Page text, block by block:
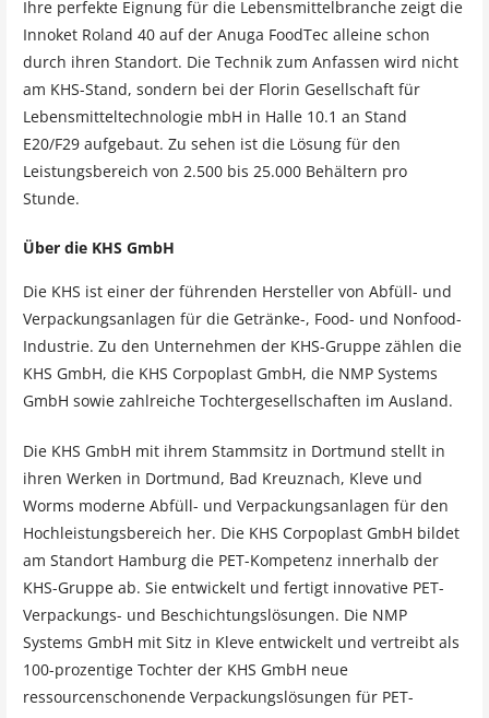
Ihre perfekte Eignung für die Lebensmittelbranche zeigt die
Innoket Roland 40 auf der Anuga FoodTec alleine schon
durch ihren Standort. Die Technik zum Anfassen wird nicht
am KHS-Stand, sondern bei der Florin Gesellschaft für
Lebensmitteltechnologie mbH in Halle 10.1 an Stand
E20/F29 aufgebaut. Zu sehen ist die Lösung für den
Leistungsbereich von 2.500 bis 25.000 Behältern pro
Stunde.
Über die KHS GmbH
Die KHS ist einer der führenden Hersteller von Abfüll- und
Verpackungsanlagen für die Getränke-, Food- und Nonfood-
Industrie. Zu den Unternehmen der KHS-Gruppe zählen die
KHS GmbH, die KHS Corpoplast GmbH, die NMP Systems
GmbH sowie zahlreiche Tochtergesellschaften im Ausland.
Die KHS GmbH mit ihrem Stammsitz in Dortmund stellt in
ihren Werken in Dortmund, Bad Kreuznach, Kleve und
Worms moderne Abfüll- und Verpackungsanlagen für den
Hochleistungsbereich her. Die KHS Corpoplast GmbH bildet
am Standort Hamburg die PET-Kompetenz innerhalb der
KHS-Gruppe ab. Sie entwickelt und fertigt innovative PET-
Verpackungs- und Beschichtungslösungen. Die NMP
Systems GmbH mit Sitz in Kleve entwickelt und vertreibt als
100-prozentige Tochter der KHS GmbH neue
ressourcenschonende Verpackungslösungen für PET-